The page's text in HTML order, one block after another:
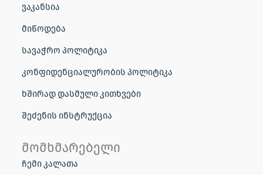
ვაკანსია
მიწოდება
სავაჭრო პოლიტიკა
კონფიდენციალურობის პოლიტიკა
ხშირად დასმული კითხვები
შეძენის ინსტრუქცია
მომხმარებელი
ჩემი კალათა